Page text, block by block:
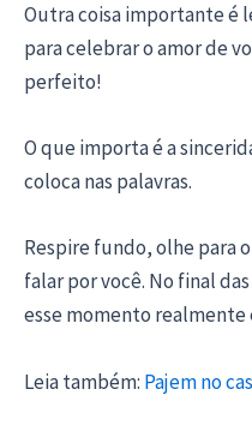
Outra coisa importante é
para celebrar o amor de
perfeito!
O que importa é a
coloca nas palavras.
Respire fundo, olhe para
falar por você. No final
esse momento realmente
Leia também: Pajem no